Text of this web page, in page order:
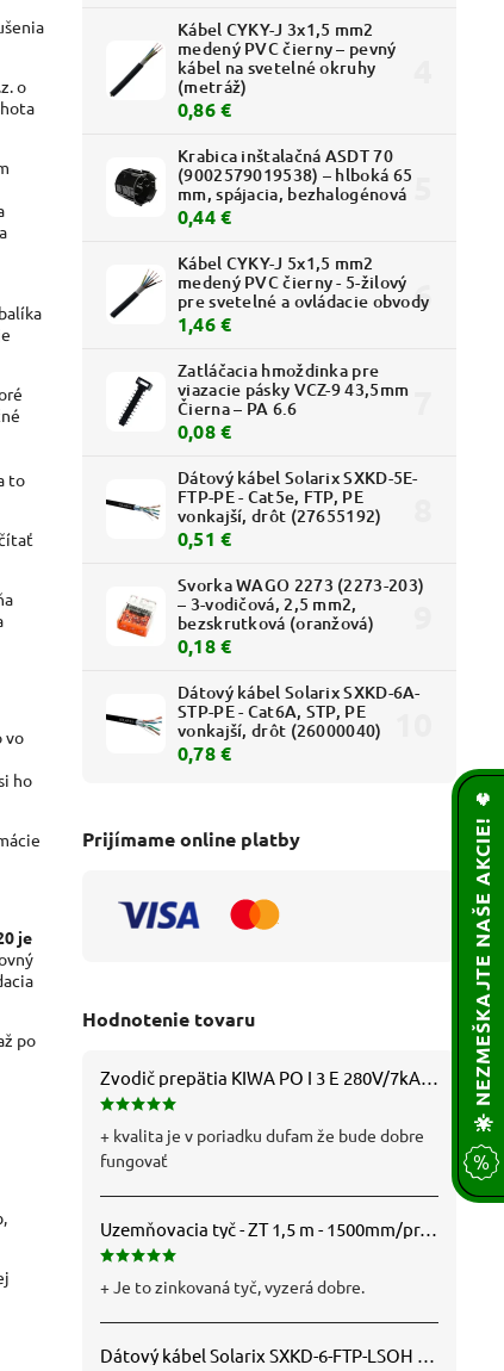
Kábel CYKY-J 3x1,5 mm2
medený PVC čierny – pevný
kábel na svetelné okruhy
(metráž)
0,86 €
Krabica inštalačná ASDT 70
(9002579019538) – hlboká 65
mm, spájacia, bezhalogénová
0,44 €
Kábel CYKY-J 5x1,5 mm2
medený PVC čierny - 5-žilový
pre svetelné a ovládacie obvody
1,46 €
Zatláčacia hmoždinka pre
viazacie pásky VCZ-9 43,5mm
Čierna – PA 6.6
0,08 €
Dátový kábel Solarix SXKD-5E-
FTP-PE - Cat5e, FTP, PE
vonkajší, drôt (27655192)
0,51 €
Svorka WAGO 2273 (2273-203)
– 3-vodičová, 2,5 mm2,
bezskrutková (oranžová)
0,18 €
Dátový kábel Solarix SXKD-6A-
STP-PE - Cat6A, STP, PE
vonkajší, drôt (26000040)
0,78 €
Prijímame online platby
Hodnotenie tovaru
Zvodič prepätia KIWA PO I 3 E 280V/7kA B+C+D (T1+T2+T3) 3P - 81.201
+ kvalita je v poriadku dufam že bude dobre
fungovať
Uzemňovacia tyč - ZT 1,5 m - 1500mm/pr.25mm - Fe/Zn - f712112
+ Je to zinkovaná tyč, vyzerá dobre.
Dátový kábel Solarix SXKD-6-FTP-LSOH - Cat6, FTP, LSOH, drôt (26000005)
o
to
vo
ho
je
po
🌟 NEZMEŠKAJTE NAŠE AKCIE! 🔥